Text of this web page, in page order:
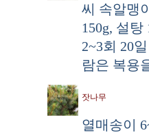
씨 속알맹
150g, 설
2~3회 20
람은 복용
잣나무
열매송이